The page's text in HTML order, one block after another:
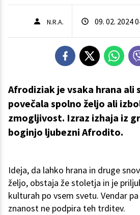
N.R.A. 09. 02. 2024
Afrodiziak je vsaka hrana ali
povečala spolno željo ali
zmogljivost. Izraz izhaja iz
boginjo ljubezni Afrodito.
Ideja, da lahko hrana in druge
željo, obstaja že stoletja in je
kulturah po vsem svetu. Vendar
znanost ne podpira teh trditev.